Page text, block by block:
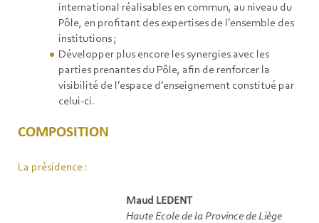
international réalisables en commun, au niveau du
Pôle, en profitant des expertises de l’ensemble des
institutions ;
Développer plus encore les synergies avec les
parties prenantes du Pôle, afin de renforcer la
visibilité de l’espace d’enseignement constitué par
celui-ci.
COMPOSITION
La présidence :
Maud LEDENT
Haute Ecole de la Province de Liège